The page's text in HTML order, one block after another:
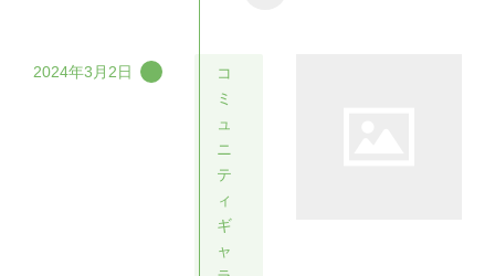
2024年3月2日
コ
ミ
ュ
ニ
テ
ィ
ギ
ャ